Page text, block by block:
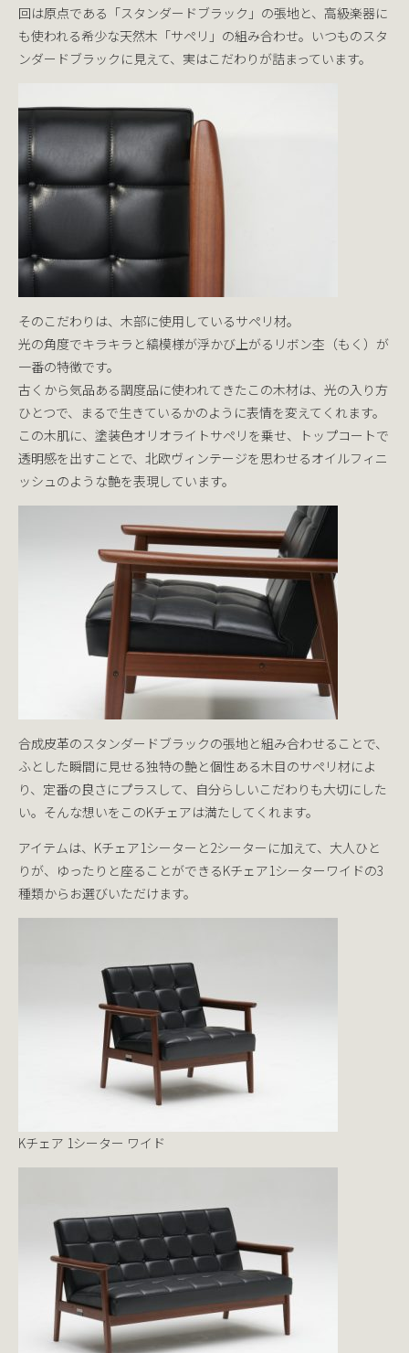
回は原点である「スタンダードブラック」の張地と、高級楽器に
も使われる希少な天然木「サペリ」の組み合わせ。いつものスタ
ンダードブラックに見えて、実はこだわりが詰まっています。
そのこだわりは、木部に使用しているサペリ材。
光の角度でキラキラと縞模様が浮かび上がるリボン杢（もく）が
一番の特徴です。
古くから気品ある調度品に使われてきたこの木材は、光の入り方
ひとつで、まるで生きているかのように表情を変えてくれます。
この木肌に、塗装色オリオライトサペリを乗せ、トップコートで
透明感を出すことで、北欧ヴィンテージを思わせるオイルフィニ
ッシュのような艶を表現しています。
合成皮革のスタンダードブラックの張地と組み合わせることで、
ふとした瞬間に見せる独特の艶と個性ある木目のサペリ材によ
り、定番の良さにプラスして、自分らしいこだわりも大切にした
い。そんな想いをこのKチェアは満たしてくれます。
アイテムは、Kチェア1シーターと2シーターに加えて、大人ひと
りが、ゆったりと座ることができるKチェア1シーターワイドの3
種類からお選びいただけます。
Kチェア 1シーター ワイド